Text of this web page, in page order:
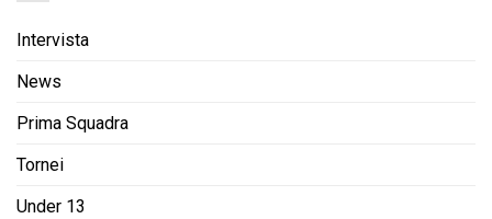
Intervista
News
Prima Squadra
Tornei
Under 13